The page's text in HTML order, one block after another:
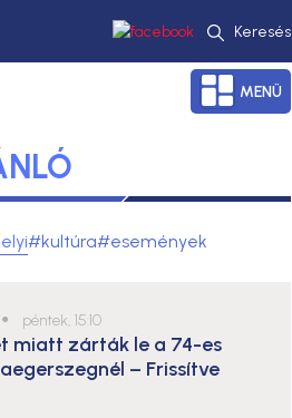
Keresés
MENÜ
#kultúra#események
● péntek, 15:10
miatt zárták le a 74-es
– Frissítve